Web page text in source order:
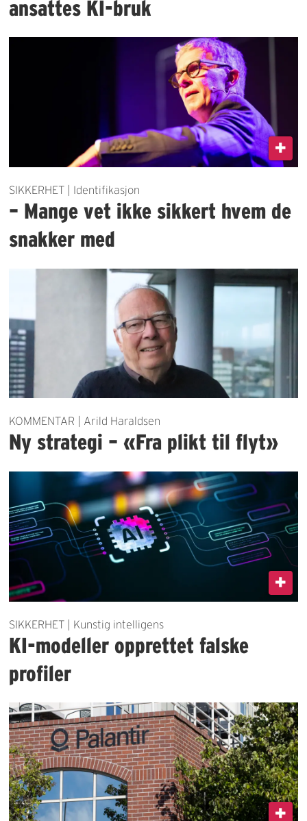
ansattes KI-bruk
SIKKERHET | Identifikasjon
– Mange vet ikke sikkert hvem de
snakker med
KOMMENTAR | Arild Haraldsen
Ny strategi – «Fra plikt til flyt»
SIKKERHET | Kunstig intelligens
KI-modeller opprettet falske
profiler